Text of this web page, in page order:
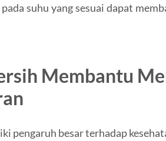
suhu yang sesuai dapat
Membantu
pengaruh besar terhadap